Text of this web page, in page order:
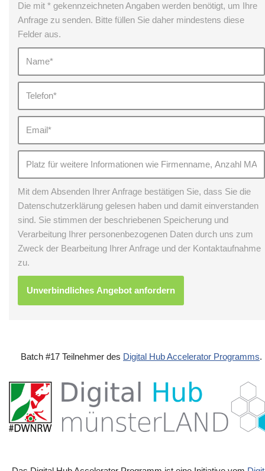
Die mit * gekennzeichneten Angaben werden benötigt, um Ihre
Anfrage zu senden. Bitte füllen Sie daher mindestens diese
Felder aus.
Mit dem Absenden Ihrer Anfrage bestätigen Sie, dass Sie die
Datenschutzerklärung gelesen haben und damit einverstanden
sind. Sie stimmen der beschriebenen Speicherung und
Verarbeitung Ihrer personenbezogenen Daten durch uns zum
Zweck der Bearbeitung Ihrer Anfrage und der Kontaktaufnahme
zu.
Batch #17 Teilnehmer des Digital Hub Accelerator Programms.